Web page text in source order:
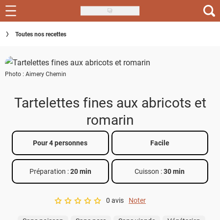
Skip
to
main
Recettes
Inspirations
Conseils
Menu de la semaine
Téléchargez l'app Saveurs Recettes
Index des recettes
Guide d'achat
Toutes nos recettes
Photo : Aimery Chemin
Tartelettes fines aux abricots et
romarin
Pour 4 personnes Facile
Préparation :20 min Cuisson :30 min
A star rating of 0 out of 5.
0 avis Noter